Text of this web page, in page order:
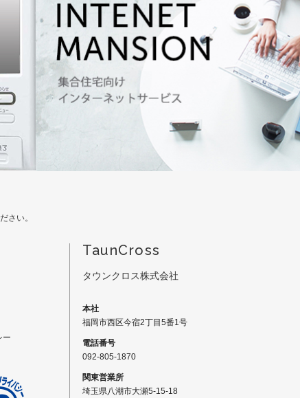
さい。
ー
TaunCross
タウンクロス株式会社
本社
福岡市西区今宿2丁目5番1号
電話番号
092-805-1870
関東営業所
埼玉県八潮市大瀬5-15-18